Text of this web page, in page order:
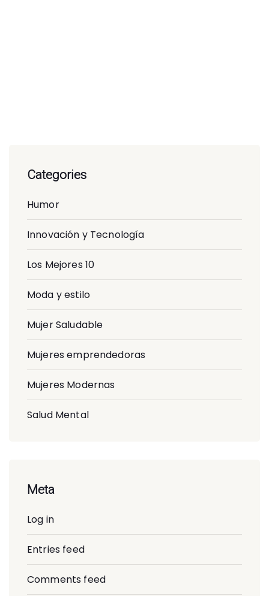
Categories
Humor
Innovación y Tecnología
Los Mejores 10
Moda y estilo
Mujer Saludable
Mujeres emprendedoras
Mujeres Modernas
Salud Mental
Meta
Log in
Entries feed
Comments feed